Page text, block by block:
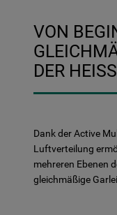
VON
ER
Dank der Active
Luftverteilung
mehreren Ebenen
gleichmäßige